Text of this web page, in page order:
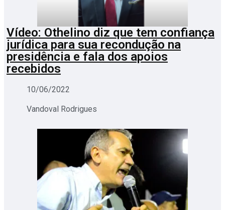
Vídeo: Othelino diz que tem confiança
jurídica para sua recondução na
presidência e fala dos apoios
recebidos
10/06/2022
Vandoval Rodrigues